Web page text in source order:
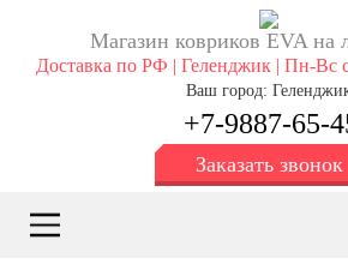
Магазин ковриков EVA ​на
Доставка по РФ | Геленджик | Пн-Вс
Ваш город:
+7-9887-65-
Заказать звонок